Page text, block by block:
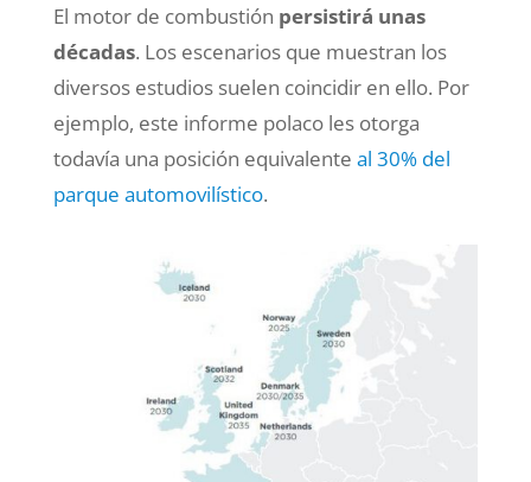
El motor de combustión persistirá unas
décadas. Los escenarios que muestran los
diversos estudios suelen coincidir en ello. Por
ejemplo, este informe polaco les otorga
todavía una posición equivalente al 30% del
parque automovilístico.